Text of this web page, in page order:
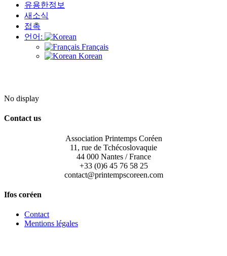
유용한정보
새소식
접촉
언어:
Français
Korean
No display
Contact us
Association Printemps Coréen
11, rue de Tchécoslovaquie
44 000 Nantes / France
+33 (0)6 45 76 58 25
contact@printempscoreen.com
Ifos coréen
Contact
Mentions légales